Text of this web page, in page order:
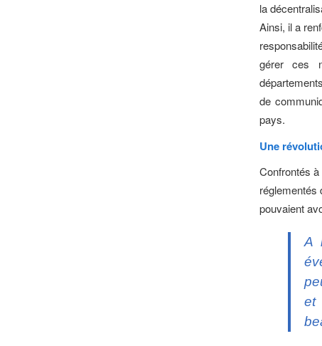
la
Ainsi, il a
gérer ces
de
pays.
Une
Confrontés
réglementés
pouvaient
A
et